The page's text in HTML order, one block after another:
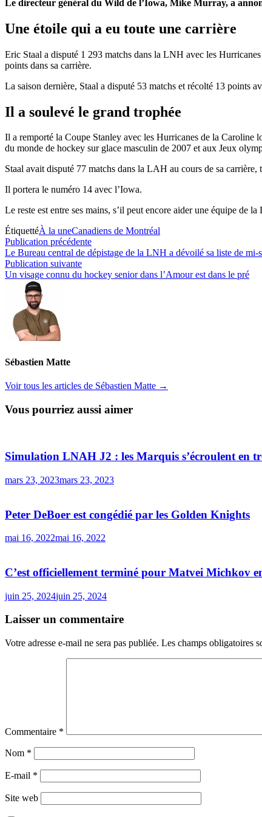
Le directeur général du Wild de l’Iowa, Mike Murray, a
Une étoile qui a eu toute une carrière
Eric Staal a disputé 1 293 matchs dans la LNH avec les
points dans sa carrière.
La saison dernière, Staal a disputé 53 matchs et récolté 13 points
Il a soulevé le grand trophée
Il a remporté la Coupe Stanley avec les Hurricanes de la Caroline
du monde de hockey sur glace masculin de 2007 et aux Jeux
Staal avait disputé 77 matchs dans la LAH au cours de sa
Il portera le numéro 14 avec l’Iowa.
Le reste est entre ses mains, s’il peut encore aider une équipe de
ÉtiquettéÀ la uneCanadiens de Montréal
Navigation
de
l’article
Publication précédentePublication
précédente :
Le Bureau central de dépistage de la LNH a dévoilé sa liste de
Publication suivantePublication
suivante :
Un visage connu du hockey senior dans l’Amour est dans le pré
Sébastien Matte
Voir tous les articles de Sébastien Matte →
Vous pourriez aussi aimer
Simulation LNAH J2 : les Marquis s’écroulent en
mars 23, 2023mars 23, 2023
Peter DeBoer est congédié par les Golden Knights
mai 16, 2022mai 16, 2022
C’est officiellement terminé pour Matvei Michkov
juin 25, 2024juin 25, 2024
Laisser un commentaire
Votre adresse e-mail ne sera pas publiée. Les champs obligatoires
Commentaire *
Nom *
E-mail *
Site web